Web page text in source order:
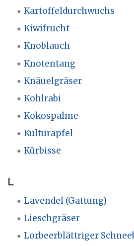
Kartoffeldurchwuchs
Kiwifrucht
Knoblauch
Knotentang
Knäuelgräser
Kohlrabi
Kokospalme
Kulturapfel
Kürbisse
L
Lavendel (Gattung)
Lieschgräser
Lorbeerblättriger